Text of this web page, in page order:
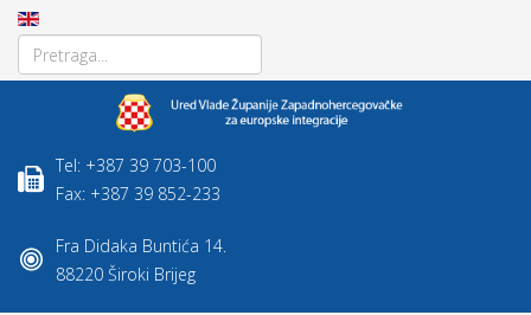
Tel: +387 39 703-100
Fax: +387 39 852-233
Fra Didaka Buntića 14.
88220 Široki Brijeg